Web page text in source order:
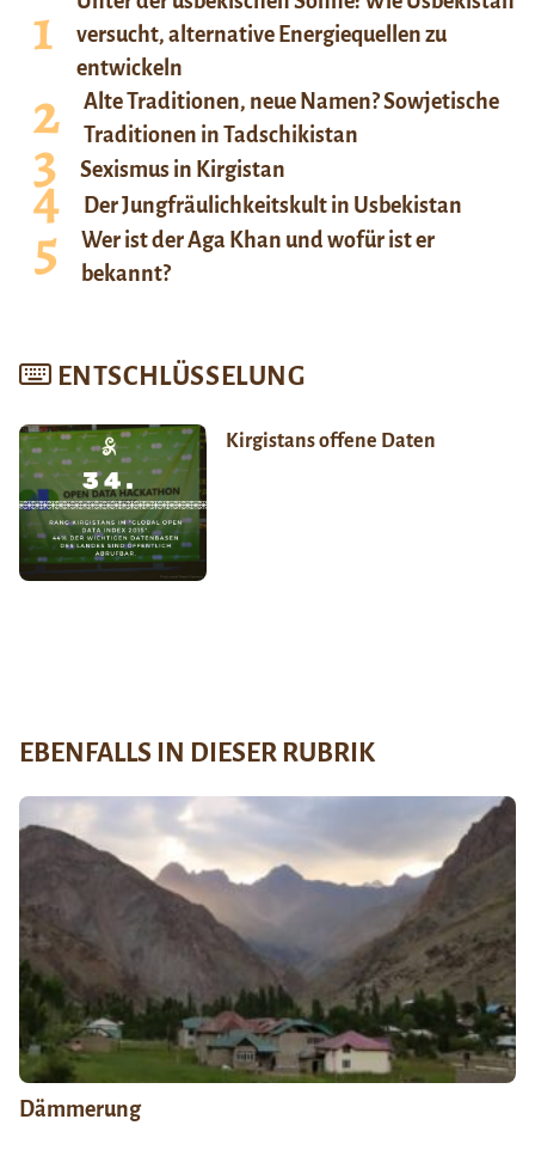
versucht, alternative Energiequellen zu
entwickeln
Alte Traditionen, neue Namen? Sowjetische
Traditionen in Tadschikistan
Sexismus in Kirgistan
Der Jungfräulichkeitskult in Usbekistan
Wer ist der Aga Khan und wofür ist er
bekannt?
ENTSCHLÜSSELUNG
Kirgistans offene Daten
EBENFALLS IN DIESER RUBRIK
Dämmerung